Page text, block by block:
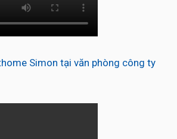
Simon tại văn phòng công ty